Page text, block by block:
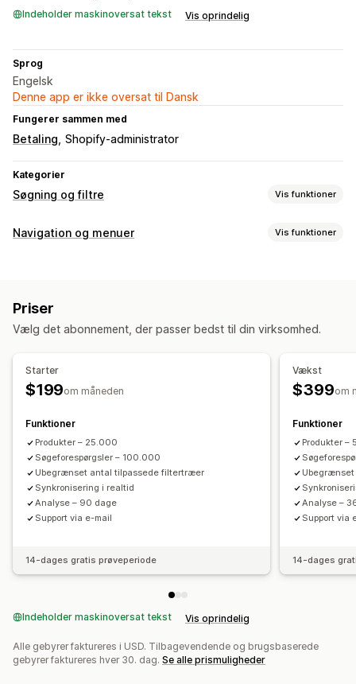
Indeholder maskinoversat tekst Vis oprindelig
Sprog
Engelsk
Denne app er ikke oversat til Dansk
Fungerer sammen med
Betaling Shopify-administrator
Kategorier
Søgning og filtre Vis funktioner
Søgefunktioner
Personlig søgning
Ekskluder resultater
Visningstilpasning
Dynamisk på mobil
Sortering
Analyser
Indblik med kunstig intelligens Konverteringssporing
Brug af filtre Analyser i realtid
Navigation og menuer Vis funktioner
Dynamisk på mobil
Priser
Vælg det abonnement, der passer bedst til din virksomhed.
Starter
$199om måneden
Funktioner
Produkter – 25.000
Søgeforespørgsler – 100.000
Ubegrænset antal tilpassede filtertræer
Synkronisering i realtid
Analyse – 90 dage
Support via e-mail
14-dages gratis prøveperiode
Vækst
$399om
Funktioner
Produkter –
Analyse –
Support via
14-dages
Indeholder maskinoversat tekst Vis oprindelig
Alle gebyrer faktureres i USD. Tilbagevendende og brugsbaserede
gebyrer faktureres hver 30. dag. Se alle prismuligheder